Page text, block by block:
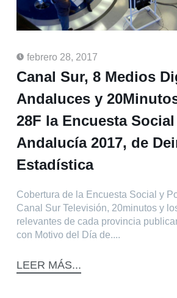
febrero 28, 2017
Canal Sur, 8 Medios
Andaluces y
28F la Encuesta
Andalucía 2017, de
Estadística
Cobertura de la Encuesta Social y
Canal Sur Televisión, 20minutos y
relevantes de cada provincia
con Motivo del Día de....
LEER MÁS...